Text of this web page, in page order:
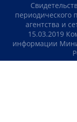
периодического
агентства и
15.03.2019
информации